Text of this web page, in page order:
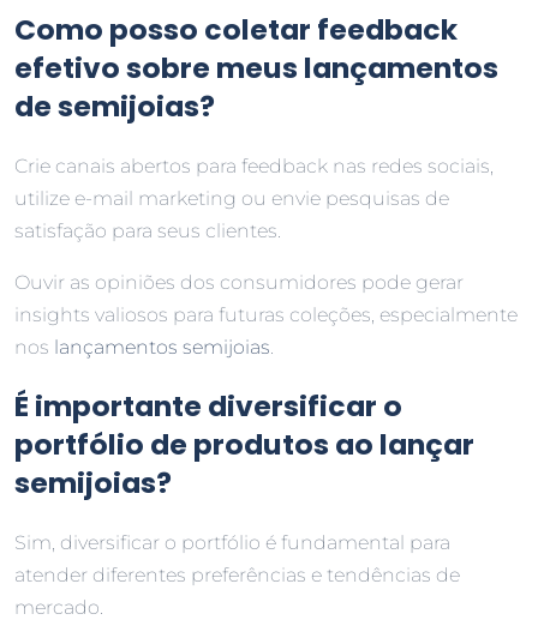
Como posso coletar feedback
efetivo sobre meus lançamentos
de semijoias?
Crie canais abertos para feedback nas redes sociais,
utilize e-mail marketing ou envie pesquisas de
satisfação para seus clientes.
Ouvir as opiniões dos consumidores pode gerar
insights valiosos para futuras coleções, especialmente
nos lançamentos semijoias.
É importante diversificar o
portfólio de produtos ao lançar
semijoias?
Sim, diversificar o portfólio é fundamental para
atender diferentes preferências e tendências de
mercado.